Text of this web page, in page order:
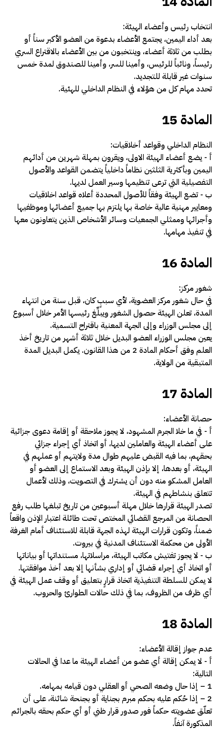
انتخاب رئيس وأعضاء الهيئة:
بعد أداء اليمين، يجتمع الأعضاء بدعوة من العضو الأكبر سناً أو
بطلب من ثلاثة أعضاء، وينتخبون من بين الأعضاء بالاقتراع السري
رئيساً، ونائباً للرئيس، وأمينا للسر، وأمينا للصندوق لمدة خمس
سنوات غير قابلة للتجديد.
تحدد مهام كل من هؤلاء في النظام الداخلي للهئية.
المادة 15
النظام الداخلي وقواعد أخلاقيات:
أ -­ يضع أعضاء الهيئة الاولى، ويقرون بمهلة شهرين من أدائهم
اليمين وبأكثرية الثلثين نظاماً داخلياً يتضمن القواعد والأصول
التفصيلية التي ترعى تنظيمها وسير العمل لديها.
ب -­ تضع الهيئة وفقاً للأصول المحددة أعلاه قواعد اخلاقيات
ومعايير مهنية عالية خاصة بها يلتزم بها جميع أعضائها وموظفيها
وأجرائها وممثلي الجمعيات وسائر الأشخاص الذين يتعاونون معها
في تنفيذ مهامها.
المادة 16
شغور مركز:
في حال شغور مركز العضوية، لأي سببٍ كان، قبل سنة من انتهاء
المدة، تعلن الهيئة حصول الشغور ويبلِّغ رئيسها الأمر خلال أسبوع
إلى مجلس الوزراء وإلى الجهة المعنية باقتراح التسمية.
يعين مجلس الوزراء العضو البديل خلال ثلاثة أشهر من تاريخ أخذ
العلم وفق أحكام المادة 2 من هذا القانون. يكمل البديل المدة
المتبقية من الولاية.
المادة 17
حصانة الأعضاء:
أ -­ في ما خلا الجرم المشهود، لا يجوز ملاحقة أو إقامة دعوى جزائية
على أعضاء الهيئة والعاملين لديها، أو اتخاذ أي إجراء جزائي
بحقهم، بما فيه القبض عليهم طوال مدة ولايتهم أو عملهم في
الهيئة، أو بعدها، إلا بإذن الهيئة وبعد الاستماع إلى العضو أو
العامل المشكو منه دون أن يشترك في التصويت، وذلك لأعمال
تتعلق بنشاطهم في الهيئة.
تصدر الهيئة قرارها خلال مهلة أسبوعين من تاريخ تبلغها طلب رفع
الحصانة من المرجع القضائي المختص تحت طائلة اعتبار الإذن واقعاً
ضمناً، وتكون قرارات الهيئة لهذه الجهة قابلة للاستئناف أمام الغرفة
الأولى من محكمة الاستئناف المدنية في بيروت.
ب -­ لا يجوز تفتيش مكاتب الهيئة، مراسلاتها، مستنداتها أو بياناتها
أو اتخاذ أي إجراء قضائي أو إداري بشأنها إلا بعد أخذ موافقتها.
لا يمكن للسلطة التنفيذية اتخاذ قرارٍ بتعليق أو وقف عمل الهيئة في
أي ظرف من الظروف، بما في ذلك حالات الطوارئ والحروب.
المادة 18
عدم جواز إقالة الأعضاء:
أ -­ لا يمكن إقالة أي عضو من أعضاء الهيئة ما عدا في الحالات
التالية:
1 – إذا حال وضعه الصحي أو العقلي دون قيامه بمهامه.
2 – إذا حُكم عليه بحكم مبرم بجناية أو بجنحة شائنة، على أن
تعلّق عضويته حكماً فور صدور قرار ظني أو أي حكم بحقه بالجرائم
المذكورة آنفاً.